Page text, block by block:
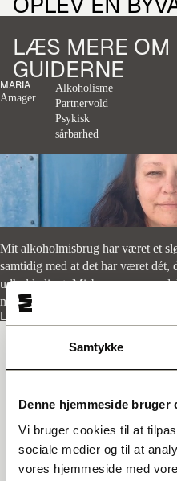
Samtykke
Denne hjemmeside bruger
Vi bruger cookies til at
sociale medier og til at
vores hjemmeside med
LÆS MERE OM
GUIDERNE
MARIA
Amager
Alkoholisme
Partnervold
Psykisk
sårbarhed
Mit alkoholmisbrug har været et
samtidig med at det har været dét,
udholde livet. Misbrug er en
mennesker til at svigte sig selv og
Læs mere
Ingerslevsgade 44
1705 København V
CVR: 25147340
info@gadensstemmer.dk